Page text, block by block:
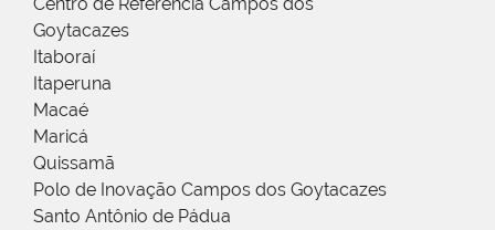
Centro de Referência Campos dos
Goytacazes
Itaboraí
Itaperuna
Macaé
Maricá
Quissamã
Polo de Inovação Campos dos Goytacazes
Santo Antônio de Pádua